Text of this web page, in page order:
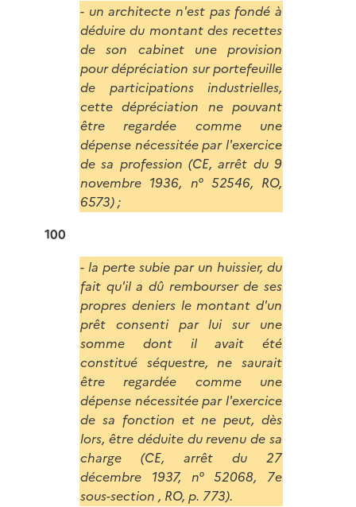
- un architecte n'est pas fondé à
déduire du montant des recettes
de son cabinet une provision
pour dépréciation sur portefeuille
de participations industrielles,
cette dépréciation ne pouvant
être regardée comme une
dépense nécessitée par l'exercice
de sa profession (CE, arrêt du 9
novembre 1936, n° 52546, RO,
6573) ;
100
- la perte subie par un huissier, du
fait qu'il a dû rembourser de ses
propres deniers le montant d'un
prêt consenti par lui sur une
somme dont il avait été
constitué séquestre, ne saurait
être regardée comme une
dépense nécessitée par l'exercice
de sa fonction et ne peut, dès
lors, être déduite du revenu de sa
charge (CE, arrêt du 27
décembre 1937, n° 52068, 7e
sous-section , RO, p. 773).